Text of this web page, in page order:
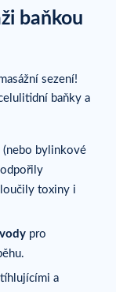
baňkou
sezení!
baňky a
(nebo bylinkové
toxiny i
pro
a